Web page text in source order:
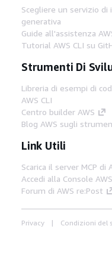
Scegliere un servizio
generativa
Guide all'assistenza
Tutorial AWS CLI su
Strumenti Di
Libreria di esempi di
AWS CLI
Centro builder AWS
Blog AWS sugli
Link Utili
Scarica il server MCP di
Accedi alla Console AWS
Forum di AWS re:Post
Privacy Condizioni del